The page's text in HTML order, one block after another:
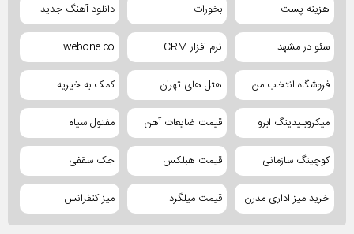
هزینه پست بخورات دانلود آهنگ جدید
سئو در مشهد نرم افزار CRM webone.co
فروشگاه انتخاب من هتل های تهران کمک به خیریه
میکروبلیدینگ ابرو قیمت ضایعات آهن مفتول سیاه
کوچینگ سازمانی قیمت هبلکس جک سقفی
خرید میز اداری مدرن قیمت میلگرد میز کنفرانس